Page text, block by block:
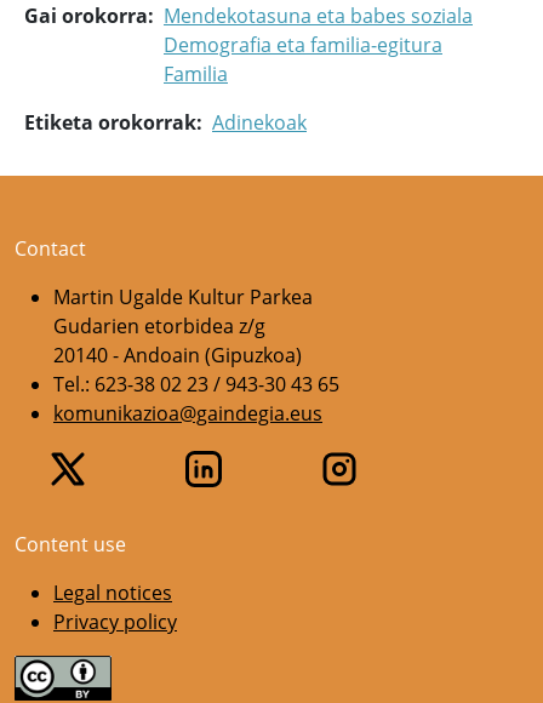
Gai orokorra
Mendekotasuna eta babes soziala
Demografia eta familia-egitura
Familia
Etiketa orokorrak Adinekoak
Contact
Martin Ugalde Kultur Parkea
Gudarien etorbidea z/g
20140 - Andoain (Gipuzkoa)
Tel.: 623-38 02 23 / 943-30 43 65
komunikazioa@gaindegia.eus
Content use
Legal notices
Privacy policy